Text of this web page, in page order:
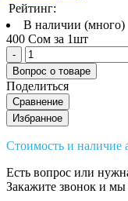
Рейтинг:
В наличии (много)
400 Сом за 1шт
Вопрос о товаре
Поделиться
Сравнение
Избранное
Стоимость и наличие
Есть вопрос или
Закажите звонок и мы